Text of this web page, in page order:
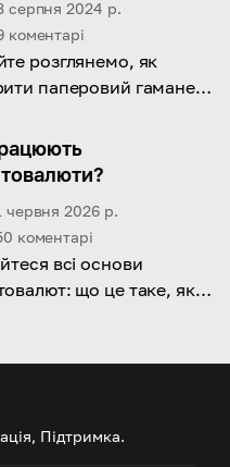
серпня 2024 р.
коментарі
розглянемо, як
паперовий гаманець
зберігання
червня 2026 р.
коментарі
всі основи
що це таке, як
переказ
Підтримка.